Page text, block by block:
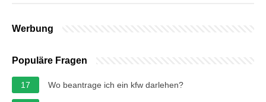
Werbung
Populäre Fragen
17 Wo beantrage ich ein kfw darlehen?